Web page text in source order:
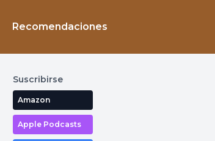
Recomendaciones
Suscribirse
Amazon
Apple Podcasts